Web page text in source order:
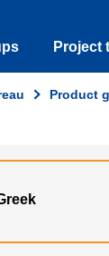
Project
Product